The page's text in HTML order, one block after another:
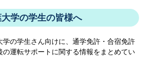
学の学生の皆様へ
学の学生さん向けに、通学免許・合宿免許
運転サポートに関する情報をまとめてい